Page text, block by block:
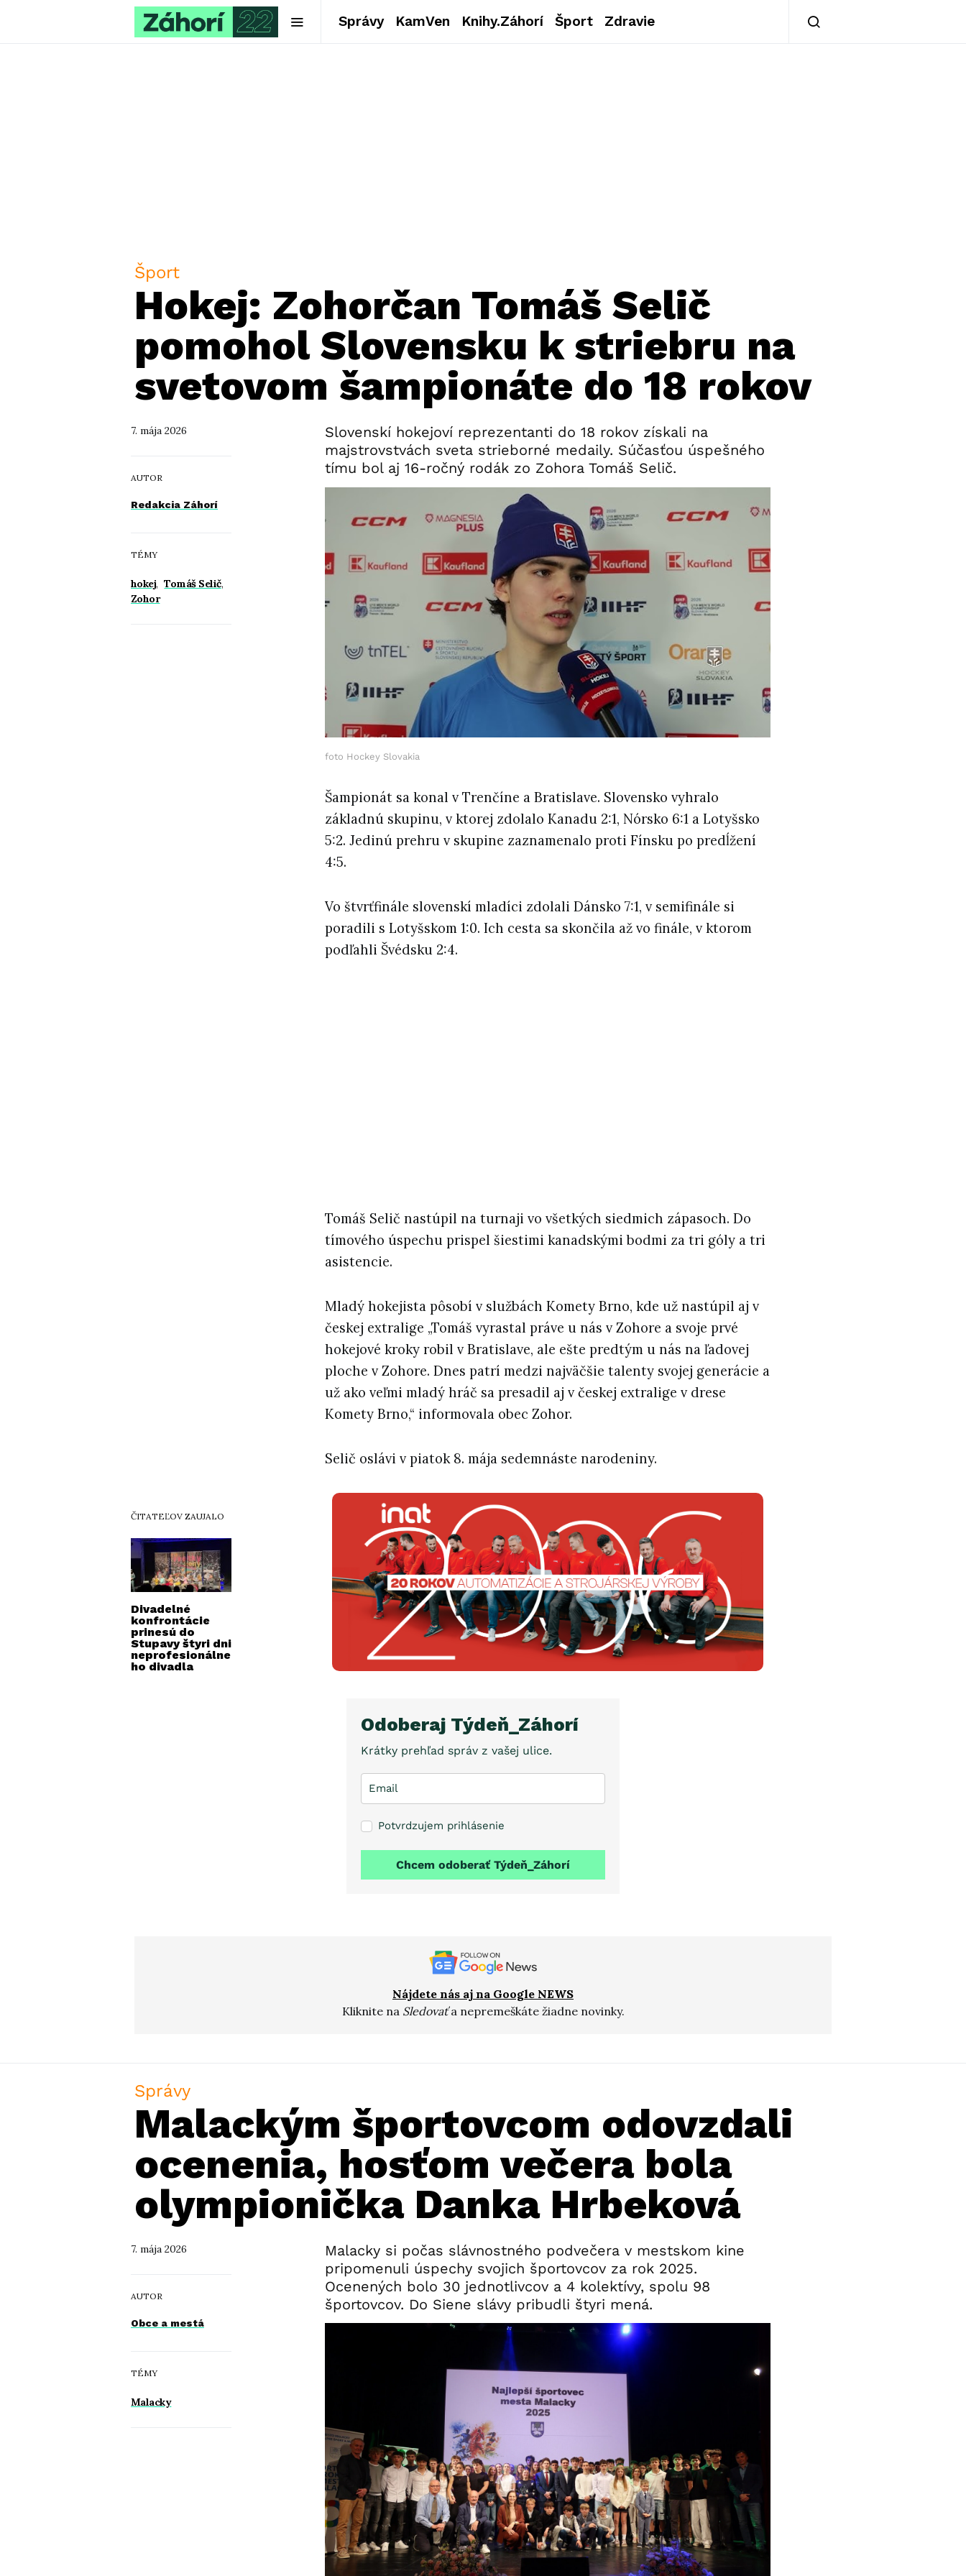
Správy KamVen Knihy.Záhorí Šport Zdravie
Šport
Hokej: Zohorčan Tomáš Selič
pomohol Slovensku k striebru na
svetovom šampionáte do 18 rokov
ČITATEĽOV ZAUJALO
Divadelné
konfrontácie
prinesú do
Stupavy štyri dni
neprofesionálne
ho divadla
7. mája 2026
AUTOR
Redakcia Záhorí
TÉMY
hokej, Tomáš Selič,
Zohor
Slovenskí hokejoví reprezentanti do 18 rokov získali na
majstrovstvách sveta strieborné medaily. Súčasťou úspešného
tímu bol aj 16-ročný rodák zo Zohora Tomáš Selič.
foto Hockey Slovakia
Šampionát sa konal v Trenčíne a Bratislave. Slovensko vyhralo
základnú skupinu, v ktorej zdolalo Kanadu 2:1, Nórsko 6:1 a Lotyšsko
5:2. Jedinú prehru v skupine zaznamenalo proti Fínsku po predĺžení
4:5.
Vo štvrťfinále slovenskí mladíci zdolali Dánsko 7:1, v semifinále si
poradili s Lotyšskom 1:0. Ich cesta sa skončila až vo finále, v ktorom
podľahli Švédsku 2:4.
Tomáš Selič nastúpil na turnaji vo všetkých siedmich zápasoch. Do
tímového úspechu prispel šiestimi kanadskými bodmi za tri góly a tri
asistencie.
Mladý hokejista pôsobí v službách Komety Brno, kde už nastúpil aj v
českej extralige „Tomáš vyrastal práve u nás v Zohore a svoje prvé
hokejové kroky robil v Bratislave, ale ešte predtým u nás na ľadovej
ploche v Zohore. Dnes patrí medzi najväčšie talenty svojej generácie a
už ako veľmi mladý hráč sa presadil aj v českej extralige v drese
Komety Brno,“ informovala obec Zohor.
Selič oslávi v piatok 8. mája sedemnáste narodeniny.
Odoberaj Týdeň_Záhorí
Krátky prehľad správ z vašej ulice.
Potvrdzujem prihlásenie
Chcem odoberať Týdeň_Záhorí
Nájdete nás aj na Google NEWS
Kliknite na Sledovaťa nepremeškáte žiadne novinky.
Správy
Malackým športovcom odovzdali
ocenenia, hosťom večera bola
olympionička Danka Hrbeková
7. mája 2026
AUTOR
Obce a mestá
TÉMY
Malacky
Malacky si počas slávnostného podvečera v mestskom kine
pripomenuli úspechy svojich športovcov za rok 2025.
Ocenených bolo 30 jednotlivcov a 4 kolektívy, spolu 98
športovcov. Do Siene slávy pribudli štyri mená.